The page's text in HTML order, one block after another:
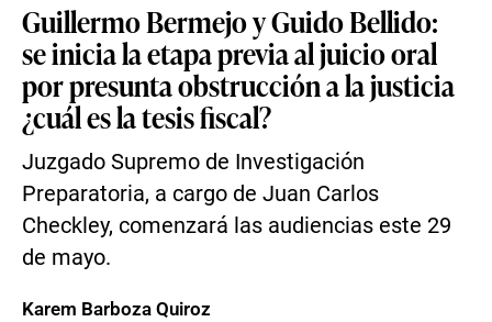
Guillermo Bermejo y Guido Bellido:
se inicia la etapa previa al juicio oral
por presunta obstrucción a la justicia
¿cuál es la tesis fiscal?
Juzgado Supremo de Investigación
Preparatoria, a cargo de Juan Carlos
Checkley, comenzará las audiencias este 29
de mayo.
Karem Barboza Quiroz